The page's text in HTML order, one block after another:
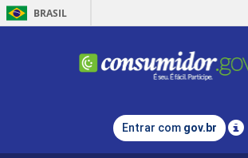
BRASIL
Entrar com gov.br